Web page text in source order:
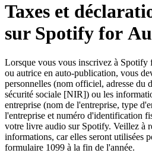
Taxes et
sur Spotify for
Lorsque vous vous inscrivez à Spotify
ou autrice en auto-publication, vous
personnelles (nom officiel, adresse du
sécurité sociale [NIR]) ou les
entreprise (nom de l'entreprise, type
l'entreprise et numéro d'identification
votre livre audio sur Spotify. Veillez à
informations, car elles seront utilisées
formulaire 1099 à la fin de l'année.